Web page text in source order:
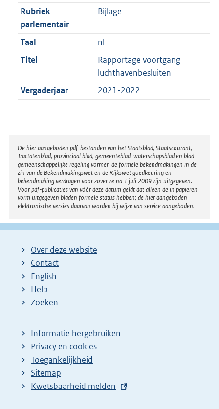
Rubriek
parlementair
Bijlage
Taal
nl
Titel
Rapportage voortgang
luchthavenbesluiten
Vergaderjaar
2021-2022
Disclaimer
De hier aangeboden pdf-bestanden van het Staatsblad, Staatscourant,
Tractatenblad, provinciaal blad, gemeenteblad, waterschapsblad en blad
gemeenschappelijke regeling vormen de formele bekendmakingen in de
zin van de Bekendmakingswet en de Rijkswet goedkeuring en
bekendmaking verdragen voor zover ze na 1 juli 2009 zijn uitgegeven.
Voor pdf-publicaties van vóór deze datum geldt dat alleen de in papieren
vorm uitgegeven bladen formele status hebben; de hier aangeboden
elektronische versies daarvan worden bij wijze van service aangeboden.
Over deze website
Contact
English
Help
Zoeken
Informatie hergebruiken
Privacy en cookies
Toegankelijkheid
Sitemap
E
Kwetsbaarheid melden